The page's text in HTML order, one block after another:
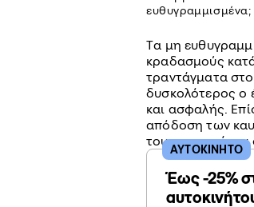
ευθυγραμμισμένα;
Tα μη
κραδασμούς
τραντάγματα στο
δυσκολότερος ο
και ασφαλής.
απόδοση των
του
Έως -25%
ΑΥΤΟΚΙΝΗΤΟ